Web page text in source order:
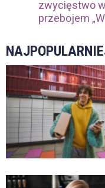
zwycięstwo
przebojem